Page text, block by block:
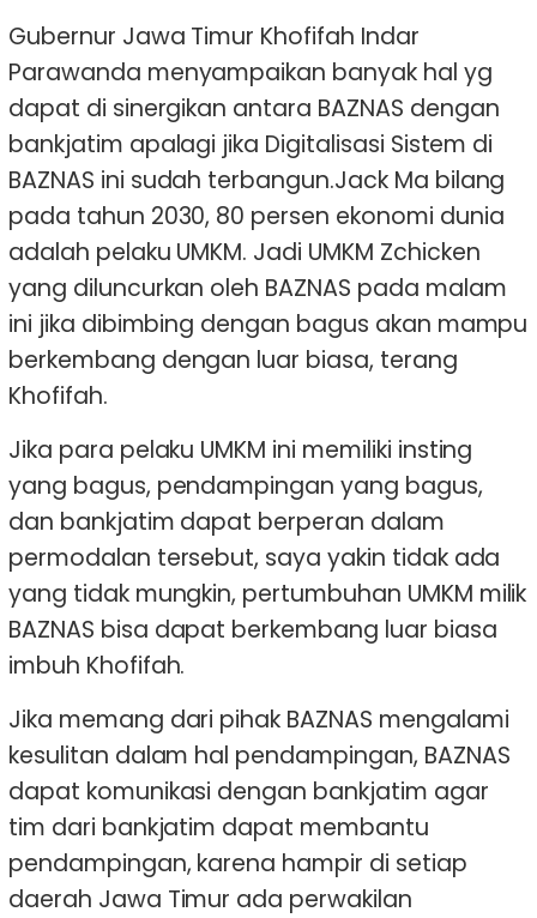
Gubernur Jawa Timur Khofifah Indar
Parawanda menyampaikan banyak hal yg
dapat di sinergikan antara BAZNAS dengan
bankjatim apalagi jika Digitalisasi Sistem di
BAZNAS ini sudah terbangun.Jack Ma bilang
pada tahun 2030, 80 persen ekonomi dunia
adalah pelaku UMKM. Jadi UMKM Zchicken
yang diluncurkan oleh BAZNAS pada malam
ini jika dibimbing dengan bagus akan mampu
berkembang dengan luar biasa, terang
Khofifah.
Jika para pelaku UMKM ini memiliki insting
yang bagus, pendampingan yang bagus,
dan bankjatim dapat berperan dalam
permodalan tersebut, saya yakin tidak ada
yang tidak mungkin, pertumbuhan UMKM milik
BAZNAS bisa dapat berkembang luar biasa
imbuh Khofifah.
Jika memang dari pihak BAZNAS mengalami
kesulitan dalam hal pendampingan, BAZNAS
dapat komunikasi dengan bankjatim agar
tim dari bankjatim dapat membantu
pendampingan, karena hampir di setiap
daerah Jawa Timur ada perwakilan